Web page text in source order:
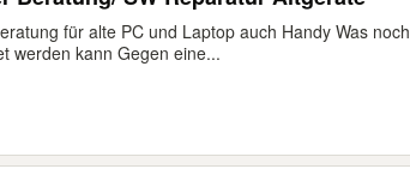
für alte PC und Laptop auch Handy Was noch
werden kann Gegen eine...